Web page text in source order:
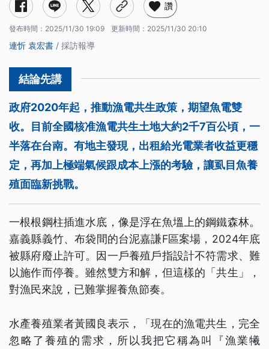
讚
發布時間： 2025/11/30 19:09 更新時間： 2025/11/30 20:10
連忻 袁宏書 / 採訪報導
政府2020年起，推動漁電共生政策，期望魚電雙
收。目前全國核准漁電共生土地大約2千7百公頃，一
半落在台南。有地主發現，出租給光電業者收益更穩
定，再加上極端氣候跟成本上漲的考驗，讓虱目魚養
殖面臨新挑戰。
一根根鋼柱插進水底，像是浮在魚塭上的鋼鐵森林。
嘉義縣義竹、布袋間的台泥嘉謙F區案場，2024年底
被縣府廢止許可。因一戶養殖戶指設計不符需求、難
以施作而停養。雖然雙方和解，但這樣的「共生」，
對漁民來說，已難掌握養魚節奏。
水產養殖業者黃國良表示，「現在的漁電共生，完全
忽略了養殖的需求，所以我把它稱為叫『漁業犧